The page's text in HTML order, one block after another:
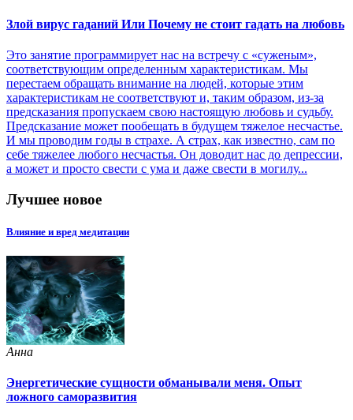
Злой вирус гаданий Или Почему не стоит гадать на любовь
Это занятие программирует нас на встречу с «суженым»,
соответствующим определенным характеристикам. Мы
перестаем обращать внимание на людей, которые этим
характеристикам не соответствуют и, таким образом, из-за
предсказания пропускаем свою настоящую любовь и судьбу.
Предсказание может пообещать в будущем тяжелое несчастье.
И мы проводим годы в страхе. А страх, как известно, сам по
себе тяжелее любого несчастья. Он доводит нас до депрессии,
а может и просто свести с ума и даже свести в могилу...
Лучшее новое
Влияние и вред медитации
Анна
Энергетические сущности обманывали меня. Опыт
ложного саморазвития